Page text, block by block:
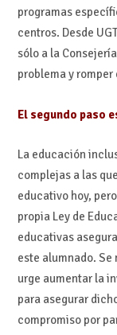
programas
centros. Desde
sólo a la
problema y romper
El segundo paso
La educación
complejas a las
educativo hoy,
propia Ley de
educativas
este alumnado.
urge aumentar la
para asegurar
compromiso por